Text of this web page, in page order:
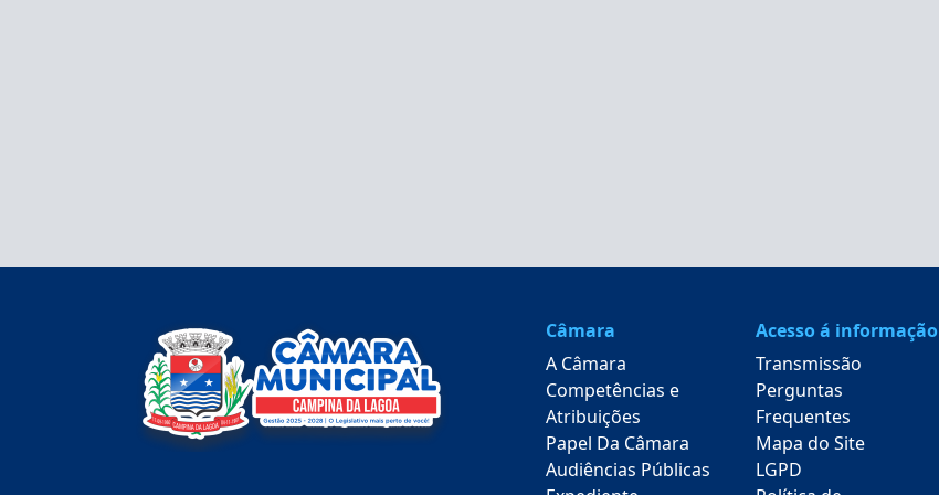
Câmara
A Câmara
Competências e
Atribuições
Papel Da Câmara
Audiências Públicas
Acesso á informação
Transmissão
Perguntas
Frequentes
Mapa do Site
LGPD